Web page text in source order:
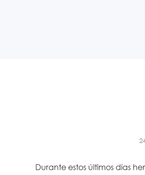
Durante estos últimos días